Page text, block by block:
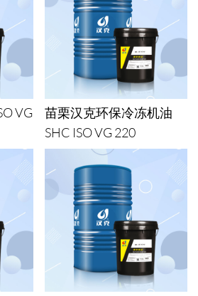
VG
苗栗汉克环保冷冻机油
SHC ISO VG 220